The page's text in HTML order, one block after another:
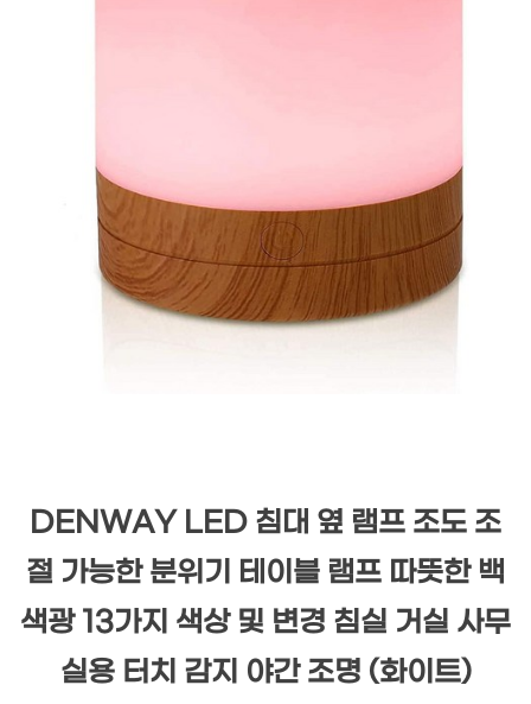
DENWAY LED 침대 옆 램프 조도 조
절 가능한 분위기 테이블 램프 따뜻한 백
색광 13가지 색상 및 변경 침실 거실 사무
실용 터치 감지 야간 조명 (화이트)